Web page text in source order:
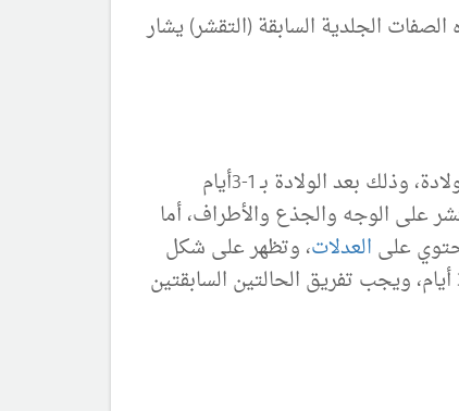
الجلدية السابقة (التقشر) يشار
قد تظهر حطاطات صغيرة بيضاء حويصلية بثرية على قاعدة حمامية حمراء وغالباً، عند العديد من حديثي الولادة، وذلك بعد الولادة بـ 1-3أيام
على الوجه والجذع والأطراف، أما
علىالعدلات، وتظهر على شكل
اندفاع حويصلي بثري حول الذقن وعلى الرقبة والظهر والأطراف وراحتي اليدين والقدمين، وتستمر لمدة 2-3 أيام، ويجب تفريق الحالتين السابقتين